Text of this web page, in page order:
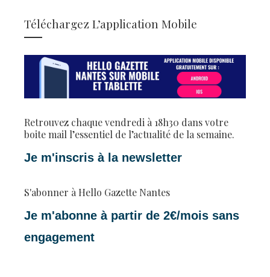
Téléchargez L’application Mobile
Retrouvez chaque vendredi à 18h30 dans votre
boite mail l’essentiel de l’actualité de la semaine.
Je m'inscris à la newsletter
S'abonner à Hello Gazette Nantes
Je m'abonne à partir de 2€/mois sans
engagement